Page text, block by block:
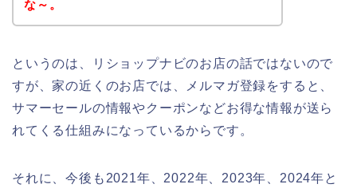
な～。
というのは、リショップナビのお店の話ではないので
すが、家の近くのお店では、メルマガ登録をすると、
サマーセールの情報やクーポンなどお得な情報が送ら
れてくる仕組みになっているからです。
それに、今後も2021年、2022年、2023年、2024年と